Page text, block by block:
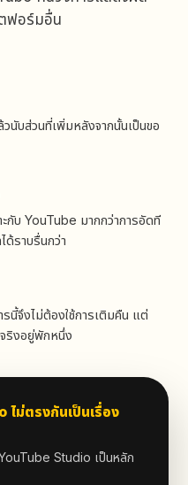
ฟอร์มอื่น
นับส่วนที่เพิ่มหลังจากนั้นเป็นขอ
กับ YouTube มากกว่าการอัดที
ด้ราบรื่นกว่า
นี้จึงไม่ต้องใช้การเติมคืน แต่
ริงอยู่พักหนึ่ง
ไม่ตรงกันเป็นเรื่อง
Studio เป็นหลัก